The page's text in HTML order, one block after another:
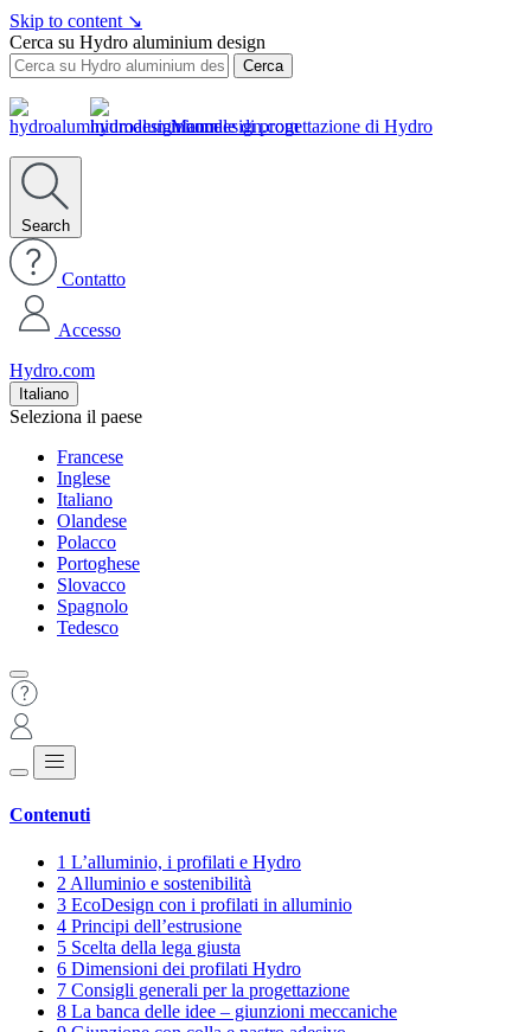
Skip to content ↘
Cerca su Hydro aluminium design
Cerca
Manuale di progettazione di Hydro
Search
Contatto
Accesso
Hydro.com
Italiano
Seleziona il paese
Francese
Inglese
Italiano
Olandese
Polacco
Portoghese
Slovacco
Spagnolo
Tedesco
Contenuti
1 L’alluminio, i profilati e Hydro
2 Alluminio e sostenibilità
3 EcoDesign con i profilati in alluminio
4 Principi dell’estrusione
5 Scelta della lega giusta
6 Dimensioni dei profilati Hydro
7 Consigli generali per la progettazione
8 La banca delle idee – giunzioni meccaniche